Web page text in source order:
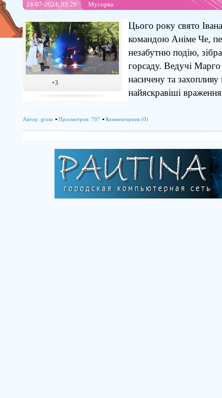
24-07-2024, 03:20 Мусорка
+3
Цього року свято
командою Аніме Че,
незабутню подію,
горсаду. Ведучі Марго
насичену та
найяскравіші
Автор: grom Просмотров: 797 Комментариев (0)